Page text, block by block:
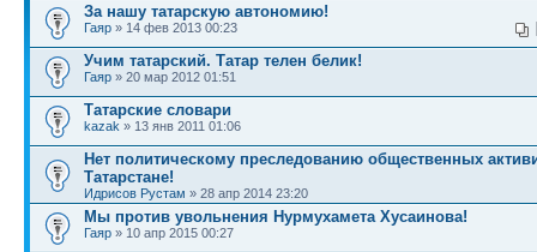
За нашу татарскую автономию!
Гаяр » 14 фев 2013 00:23
Учим татарский. Татар телен белик!
Гаяр » 20 мар 2012 01:51
Татарские словари
kazak » 13 янв 2011 01:06
Нет политическому преследованию общественных
Татарстане!
Идрисов Рустам » 28 апр 2014 23:20
Мы против увольнения Нурмухамета Хусаинова!
Гаяр » 10 апр 2015 00:27